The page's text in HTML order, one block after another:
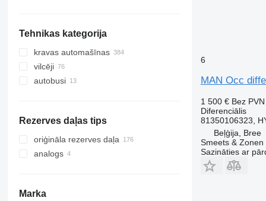
Tehnikas kategorija
kravas automašīnas
vilcēji
autobusi
Rezerves daļas tips
oriģināla rezerves daļa
analogs
Marka
6
MAN Occ
1 500 € Bez PVN
Diferenciālis
81350106323,
Beļģija, Bree
Smeets & Zonen
Sazināties ar